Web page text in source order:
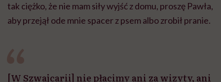
tak ciężko, że nie mam siły wyjść z domu, proszę Pawła,
aby przejął ode mnie spacer z psem albo zrobił pranie.
[W Szwajcarii] nie płacimy ani za wizyty, ani